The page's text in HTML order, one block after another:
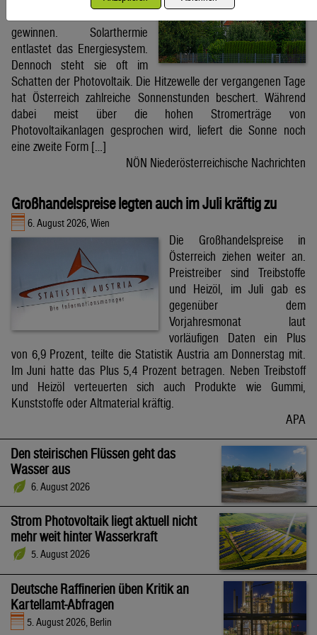
gewinnen. Solarthermie
entlastet das Energiesystem.
Dennoch steht sie oft im
Schatten der Photovoltaik. Die Hitzewelle der vergangenen Tage
hat Österreich zahlreiche Sonnenstunden beschert. Während
dabei meist über die hohen Stromerträge von
Photovoltaikanlagen gesprochen wird, liefert die Sonne noch
eine zweite Form […]
NÖN Niederösterreichische Nachrichten
Großhandelspreise legten auch im Juli kräftig zu
6. August 2026, Wien
Die Großhandelspreise in
Österreich ziehen weiter an.
Preistreiber sind Treibstoffe
und Heizöl, im Juli gab es
gegenüber dem
Vorjahresmonat laut
vorläufigen Daten ein Plus
von 6,9 Prozent, teilte die Statistik Austria am Donnerstag mit.
Im Juni hatte das Plus 5,4 Prozent betragen. Neben Treibstoff
und Heizöl verteuerten sich auch Produkte wie Gummi,
Kunststoffe oder Altmaterial kräftig.
APA
Den steirischen Flüssen geht das
Wasser aus
6. August 2026
Strom Photovoltaik liegt aktuell nicht
mehr weit hinter Wasserkraft
5. August 2026
Deutsche Raffinerien üben Kritik an
Kartellamt-Abfragen
5. August 2026, Berlin